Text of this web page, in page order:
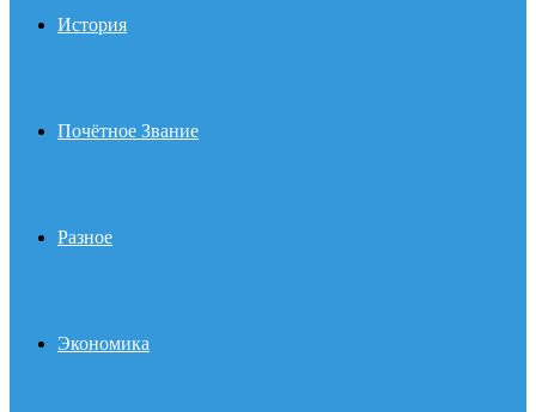
История
Почётное Звание
Разное
Экономика